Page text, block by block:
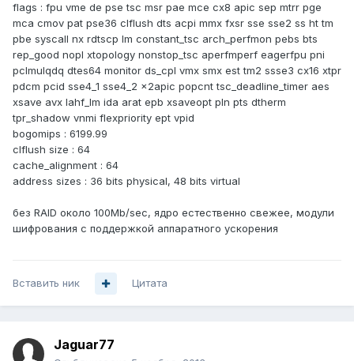
flags : fpu vme de pse tsc msr pae mce cx8 apic sep mtrr pge
mca cmov pat pse36 clflush dts acpi mmx fxsr sse sse2 ss ht tm
pbe syscall nx rdtscp lm constant_tsc arch_perfmon pebs bts
rep_good nopl xtopology nonstop_tsc aperfmperf eagerfpu pni
pclmulqdq dtes64 monitor ds_cpl vmx smx est tm2 ssse3 cx16 xtpr
pdcm pcid sse4_1 sse4_2 x2apic popcnt tsc_deadline_timer aes
xsave avx lahf_lm ida arat epb xsaveopt pln pts dtherm
tpr_shadow vnmi flexpriority ept vpid
bogomips : 6199.99
clflush size : 64
cache_alignment : 64
address sizes : 36 bits physical, 48 bits virtual
без RAID около 100Mb/sec, ядро естественно свежее, модули
шифрования с поддержкой аппаратного ускорения
Вставить ник Цитата
Jaguar77